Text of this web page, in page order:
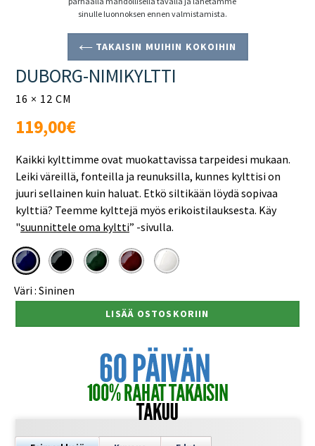
sinulle luonnoksen ennen valmistamista.
TAKAISIN MUIHIN KOKOIHIN
DUBORG-NIMIKYLTTI
16 × 12 CM
Normaali
hinta
119,00€
Kaikki kylttimme ovat muokattavissa tarpeidesi mukaan.
Leiki väreillä, fonteilla ja reunuksilla, kunnes kylttisi on
juuri sellainen kuin haluat. Etkö siltikään löydä sopivaa
kylttiä? Teemme kylttejä myös erikoistilauksesta. Käy
"suunnittele oma kyltti” -sivulla.
Väri :Sininen
LISÄÄ OSTOSKORIIN